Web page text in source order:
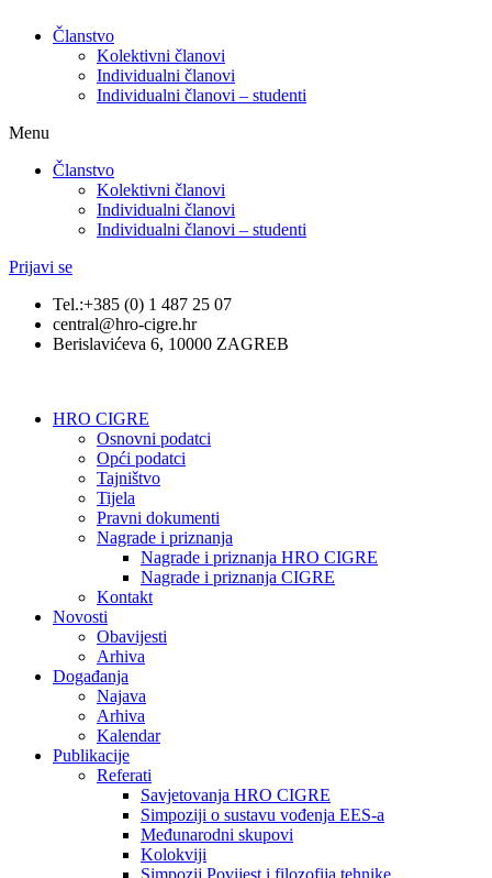
Članstvo
Kolektivni članovi
Individualni članovi
Individualni članovi – studenti
Menu
Članstvo
Kolektivni članovi
Individualni članovi
Individualni članovi – studenti
Prijavi se
Tel.:+385 (0) 1 487 25 07
central@hro-cigre.hr
Berislavićeva 6, 10000 ZAGREB
HRO CIGRE
Osnovni podatci​
Opći podatci
Tajništvo
Tijela
Pravni dokumenti
Nagrade i priznanja
Nagrade i priznanja HRO CIGRE
Nagrade i priznanja CIGRE
Kontakt
Novosti
Obavijesti
Arhiva
Događanja
Najava
Arhiva
Kalendar
Publikacije
Referati
Savjetovanja HRO CIGRE
Simpoziji o sustavu vođenja EES-a
Međunarodni skupovi
Kolokviji​
Simpozij Povijest i filozofija tehnike